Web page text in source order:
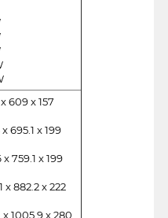
609 x 157
695.1 x 199
759.1 x 199
x 882.2 x 222
x 1005.9 x 280